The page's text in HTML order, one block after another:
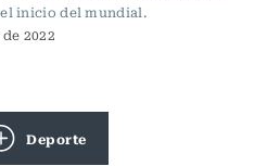
inicio del mundial.
2022
Deporte